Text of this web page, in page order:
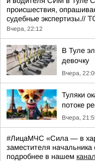
происшествия,
судебные экспертизы.//
Вчера, 22:12
В Туле
девочку
Вчера,
Туляки
потоке
Вчера,
#ЛицаМЧС «Сила — в
заместителя
подробнее в нашем